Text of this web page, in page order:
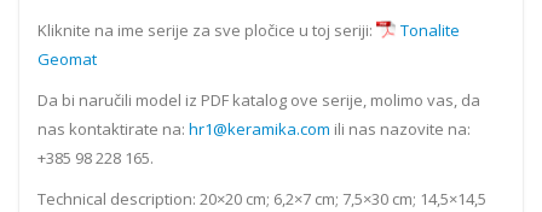
Kliknite na ime serije za sve pločice u toj seriji:
Tonalite
Geomat
Da bi naručili model iz PDF katalog ove serije, molimo vas, da
nas kontaktirate na: hr1@keramika.com ili nas nazovite na:
+385 98 228 165.
Technical description: 20×20 cm; 6,2×7 cm; 7,5×30 cm; 14,5×14,5